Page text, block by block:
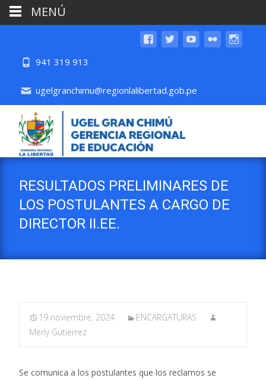
941 319 913
ugelgranchimu@regionlalibertad.gob.pe
RESULTADOS PRELIMINARES DE
LOS POSTULANTES A CARGO DE
DIRECTOR II.EE.
19 noviembre, 2024
ENCARGATURAS
Merly Gutierrez
Se comunica a los postulantes que los reclamos se
MENÚ